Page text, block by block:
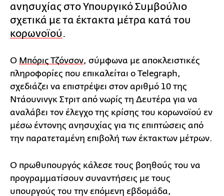
ανησυχίας στο Υπουργικό Συμβούλιο
σχετικά με τα έκτακτα μέτρα κατά του
κορωνοϊού.
Ο Μπόρις Τζόνσον, σύμφωνα με αποκλειστικές
πληροφορίες που επικαλείται ο Telegraph,
σχεδιάζει να επιστρέψει στον αριθμό 10 της
Ντάουνινγκ Στριτ από νωρίς τη Δευτέρα για να
αναλάβει τον έλεγχο της κρίσης του κορωνοϊού εν
μέσω έντονης ανησυχίας για τις επιπτώσεις από
την παρατεταμένη επιβολή των έκτακτων μέτρων.
Ο πρωθυπουργός κάλεσε τους βοηθούς του να
προγραμματίσουν συναντήσεις με τους
υπουργούς του την επόμενη εβδομάδα,